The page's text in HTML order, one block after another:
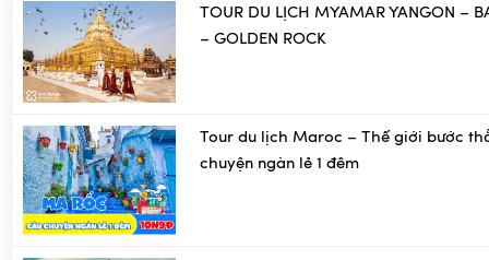
TOUR DU LỊCH MYAMAR YANGON –
– GOLDEN ROCK
Tour du lịch Maroc – Thế giới bước
chuyện ngàn lẻ 1 đêm